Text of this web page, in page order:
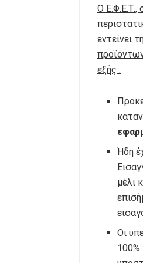
Ο Ε.Φ.Ε.Τ.,
εντείνει
εξής :
Ήδη
μέλι
Οι